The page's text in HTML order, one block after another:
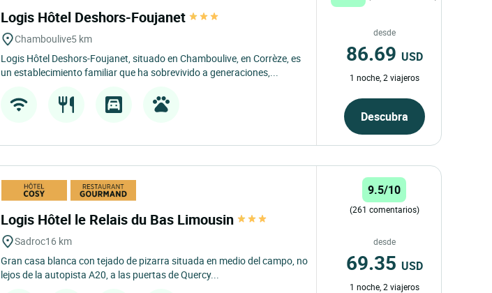
Logis Hôtel Deshors-Foujanet
Chamboulive5 km
Logis Hôtel Deshors-Foujanet, situado en Chamboulive, en Corrèze, es
un establecimiento familiar que ha sobrevivido a generaciones,...
desde
86.69 USD
1 noche, 2 viajeros
Descubra
Logis Hôtel le Relais du Bas Limousin
Sadroc16 km
Gran casa blanca con tejado de pizarra situada en medio del campo, no
lejos de la autopista A20, a las puertas de Quercy...
9.5/10
(261 comentarios)
desde
69.35 USD
1 noche, 2 viajeros